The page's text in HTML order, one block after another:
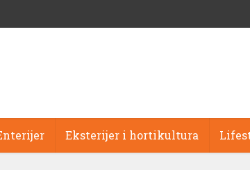
Eksterijer i hortikultura